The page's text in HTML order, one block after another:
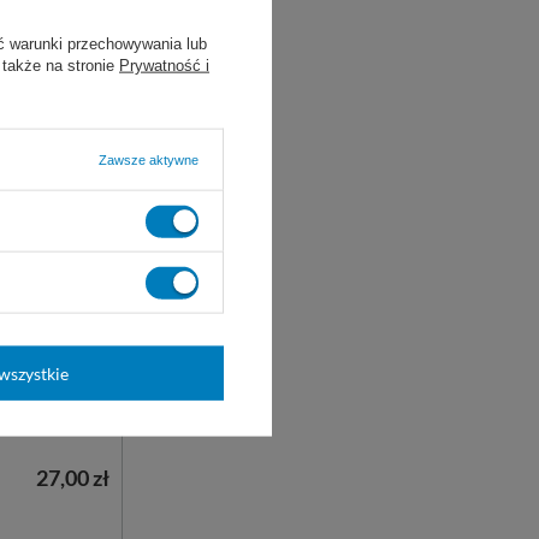
z
27,00 zł
warunki przechowywania lub
na stronie Prywatność i
Zawsze aktywne